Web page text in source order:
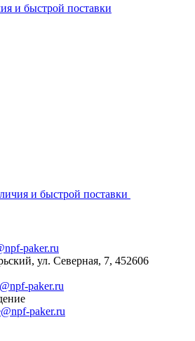
и быстрой поставки
и быстрой поставки
paker.ru
ул. Северная, 7, 452606
paker.ru
paker.ru